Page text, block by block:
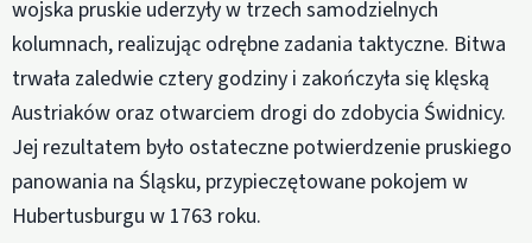
wojska pruskie uderzyły w trzech samodzielnych
kolumnach, realizując odrębne zadania taktyczne. Bitwa
trwała zaledwie cztery godziny i zakończyła się klęską
Austriaków oraz otwarciem drogi do zdobycia Świdnicy.
Jej rezultatem było ostateczne potwierdzenie pruskiego
panowania na Śląsku, przypieczętowane pokojem w
Hubertusburgu w 1763 roku.